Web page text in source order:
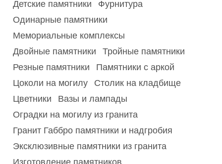
Детские памятники
Фурнитура
Одинарные памятники
Мемориальные комплексы
Двойные памятники
Тройные памятники
Резные памятники
Памятники с аркой
Цоколи на могилу
Столик на кладбище
Цветники
Вазы и лампады
Оградки на могилу из гранита
Гранит Габбро памятники и надгробия
Эксклюзивные памятники из гранита